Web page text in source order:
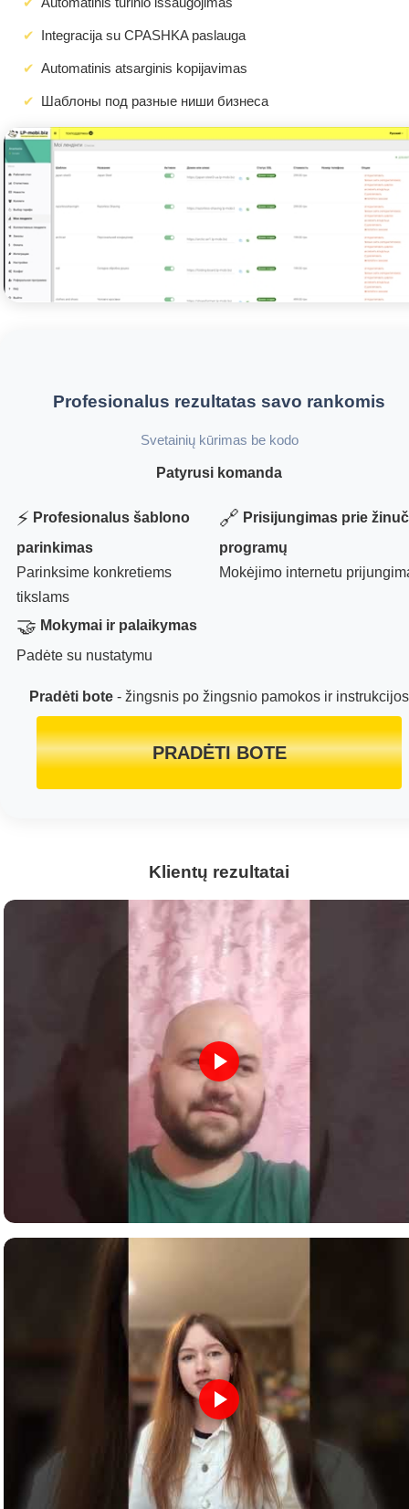
Integracija su CPASHKA paslauga
Automatinis atsarginis kopijavimas
Шаблоны под разные ниши бизнеса
Profesionalus rezultatas savo rankomis
Svetainių kūrimas be kodo
Patyrusi komanda
⚡ Profesionalus šablono
parinkimas
Parinksime konkretiems
tikslams
🔗 Prisijungimas prie
programų
Mokėjimo internetu
🤝 Mokymai ir palaikymas
Padėte su nustatymu
Pradėti bote - žingsnis po žingsnio pamokos ir instrukcijos
PRADĖTI BOTE
Klientų rezultatai